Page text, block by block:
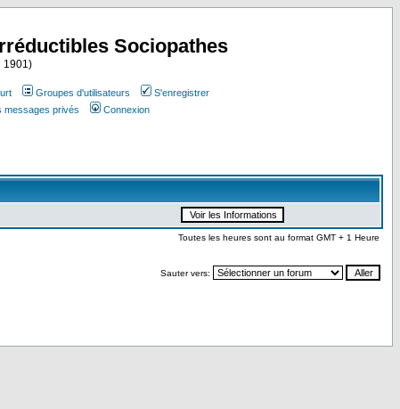
Sociopathes
1901)
Groupes d'utilisateurs
S'enregistrer
messages privés Connexion
Toutes les heures sont au format GMT + 1 Heure
Sauter vers: